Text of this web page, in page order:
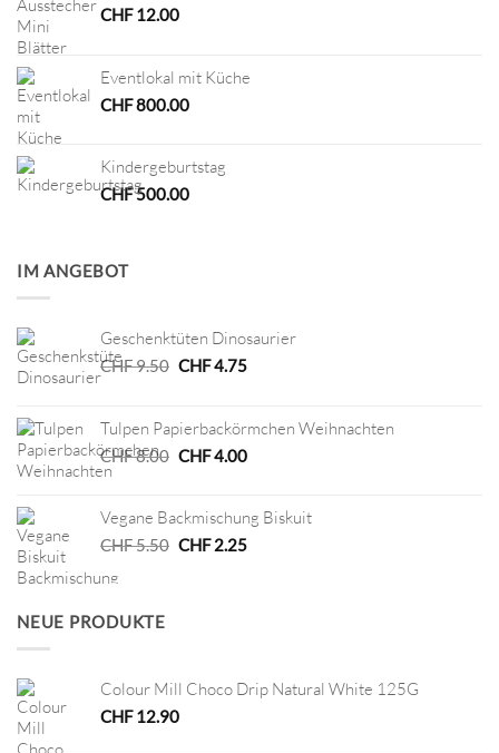
CHF12.00
Eventlokal mit Küche
CHF800.00
Kindergeburtstag
CHF500.00
IM ANGEBOT
Geschenktüten Dinosaurier
CHF9.50 Ursprünglicher
CHF 9.50
CHF4.75Aktueller
CHF 4.75.
Tulpen Papierbackörmchen Weihnachten
CHF8.00 Ursprünglicher
CHF 8.00
CHF4.00Aktueller
CHF 4.00.
Vegane Backmischung Biskuit
CHF5.50 Ursprünglicher
CHF2.25Aktueller
NEUE PRODUKTE
Colour Mill Choco Drip Natural White 125G
CHF12.90